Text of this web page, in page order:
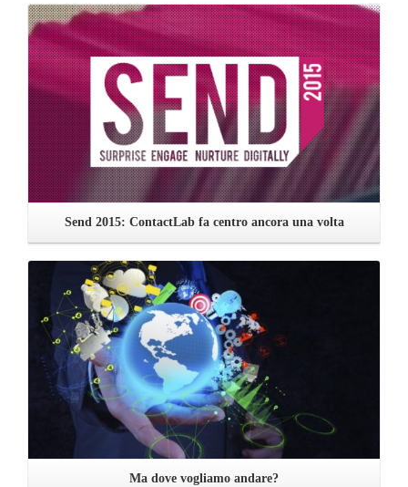
Send 2015: ContactLab fa centro ancora una volta
Ma dove vogliamo andare?